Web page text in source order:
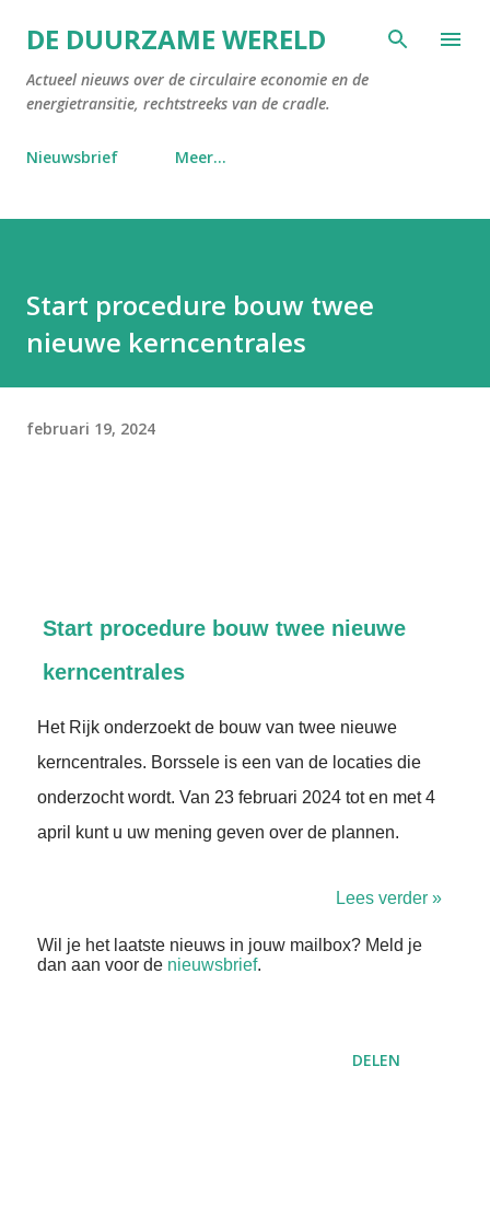
Doorgaan naar hoofdcontent
DE DUURZAME WERELD
Actueel nieuws over de circulaire economie en de
energietransitie, rechtstreeks van de cradle.
Nieuwsbrief Meer…
Start procedure bouw twee
nieuwe kerncentrales
februari 19, 2024
Start procedure bouw twee nieuwe
kerncentrales
Het Rijk onderzoekt de bouw van twee nieuwe
kerncentrales. Borssele is een van de locaties die
onderzocht wordt. Van 23 februari 2024 tot en met 4
april kunt u uw mening geven over de plannen.
Lees verder »
Wil je het laatste nieuws in jouw mailbox? Meld je
dan aan voor de nieuwsbrief.
DELEN